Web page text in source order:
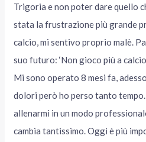
Trigoria e non poter dare quello
stata la frustrazione più grande
calcio, mi sentivo proprio malè.
suo futuro: ‘Non gioco più a
Mi sono operato 8 mesi fa,
dolori però ho perso tanto
allenarmi in un modo
cambia tantissimo. Oggi è più